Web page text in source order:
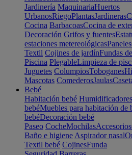
Jardinería MaquinariaHuertos
UrbanosRiegoPlantasJardineras
Cocina BarbacoasCocina de
Decoración Grifos y fuentes
estaciones metereológicasPaneles
Textil Cojines de jardínFundas
Piscina PlegableLimpieza de
Juguetes ColumpiosToboganes
Mascotas ComederosJaulas
Bebé
Habitación bebé Humidificadores
bebéMuebles para habitación de
bebéDecoración bebé
Paseo CocheMochilasAccesorios
Baño e higiene Aspirador nasal
Textil bebé CojinesFunda